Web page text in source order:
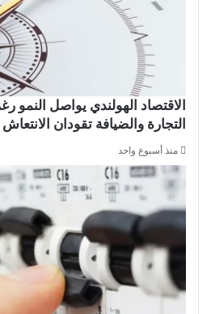
الاقتصاد الهولندي يواصل النمو
التجارة والضيافة تقودان الانتعاش
منذ أسبوع واحد